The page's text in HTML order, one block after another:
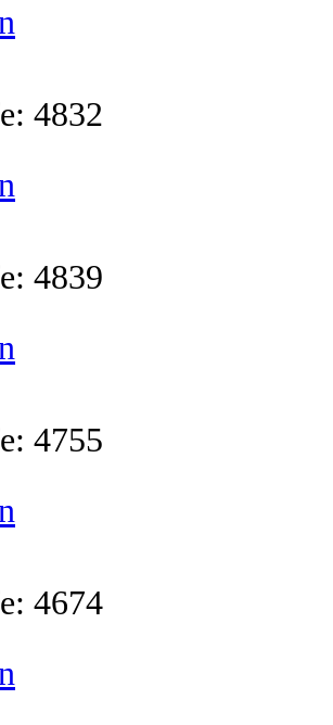
4832
4839
4755
4674